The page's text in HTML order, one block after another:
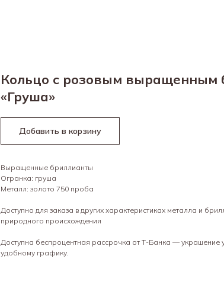
Кольцо с розовым выращенным
«Груша»
Добавить в корзину
Выращенные бриллианты
Огранка: груша
Металл: золото 750 проба
Доступно для заказа в других характеристиках металла и
природного происхождения
Доступна беспроцентная рассрочка от Т-Банка — украшение
удобному графику.